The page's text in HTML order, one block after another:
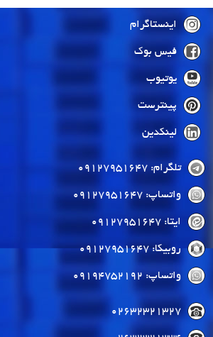
صفحه‌ها
اینستاگرام
فیس بوک
یوتیوب
پینترست
لینکدین
تلگرام: 09127951647
واتساپ: 09127951647
ایتا: 09127951647
روبیکا: 09127951647
واتساپ: 09194752192
02632321327